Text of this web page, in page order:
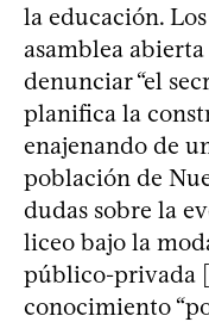
la educación.
asamblea
denunciar “el
planifica la
enajenando de
población de
dudas sobre la
liceo bajo la
público-privada
conocimiento